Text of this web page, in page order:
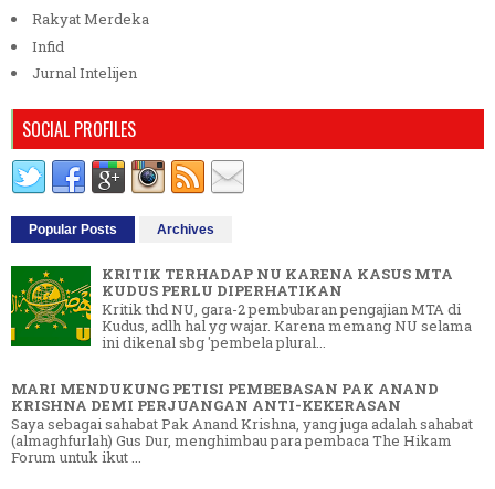
Rakyat Merdeka
Infid
Jurnal Intelijen
SOCIAL PROFILES
Popular Posts Archives
KRITIK TERHADAP NU KARENA KASUS MTA
KUDUS PERLU DIPERHATIKAN
Kritik thd NU, gara-2 pembubaran pengajian MTA di
Kudus, adlh hal yg wajar. Karena memang NU selama
ini dikenal sbg 'pembela plural...
MARI MENDUKUNG PETISI PEMBEBASAN PAK ANAND
KRISHNA DEMI PERJUANGAN ANTI-KEKERASAN
Saya sebagai sahabat Pak Anand Krishna, yang juga adalah sahabat
(almaghfurlah) Gus Dur, menghimbau para pembaca The Hikam
Forum untuk ikut ...